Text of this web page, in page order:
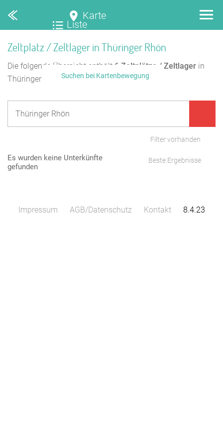
Karte
Liste
Zeltplatz / Zeltlager in Thüringer Rhön
Die folgende Übersicht enthält 6 Zeltplätze / Zeltlager in
Thüringer Rhön.
Filter vorhanden
Es wurden keine Unterkünfte
gefunden
Beste Ergebnisse
Suchen bei Kartenbewegung
Impressum AGB/Datenschutz Kontakt 8.4.23